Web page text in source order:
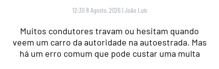
12:30 8 Agosto, 2026 |João Luís
Muitos condutores travam ou hesitam quando
veem um carro da autoridade na autoestrada. Mas
há um erro comum que pode custar uma multa